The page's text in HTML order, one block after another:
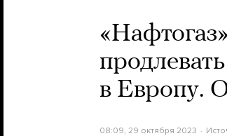
в Европу.
08:09, 29 октября 2023